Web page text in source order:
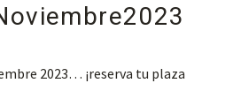
2023… ¡reserva tu plaza